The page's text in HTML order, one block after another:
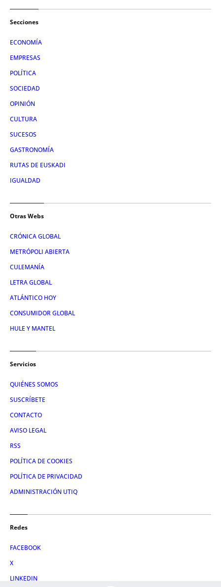
Secciones
ECONOMÍA
EMPRESAS
POLÍTICA
SOCIEDAD
OPINIÓN
CULTURA
SUCESOS
GASTRONOMÍA
RUTAS DE EUSKADI
IGUALDAD
Otras Webs
CRÓNICA GLOBAL
METRÓPOLI ABIERTA
CULEMANÍA
LETRA GLOBAL
ATLÁNTICO HOY
CONSUMIDOR GLOBAL
HULE Y MANTEL
Servicios
QUIÉNES SOMOS
SUSCRÍBETE
CONTACTO
AVISO LEGAL
RSS
POLÍTICA DE COOKIES
POLÍTICA DE PRIVACIDAD
ADMINISTRACIÓN UTIQ
Redes
FACEBOOK
X
LINKEDIN